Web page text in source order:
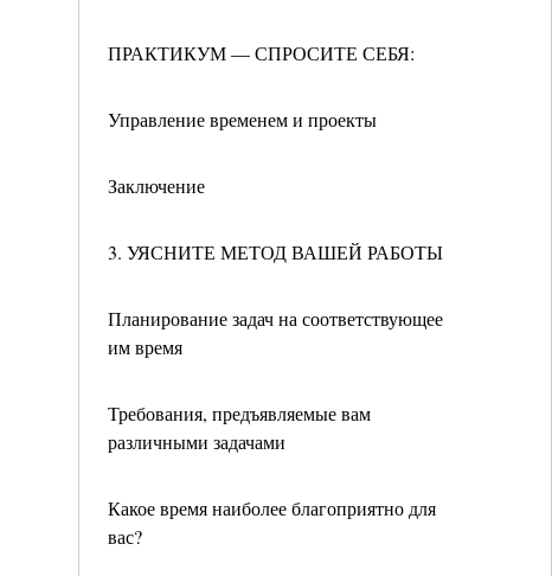
ПРАКТИКУМ — СПРОСИТЕ СЕБЯ:
Управление временем и проекты
Заключение
3. УЯСНИТЕ МЕТОД ВАШЕЙ РАБОТЫ
Планирование задач на соответствующее
им время
Требования, предъявляемые вам
различными задачами
Какое время наиболее благоприятно для
вас?